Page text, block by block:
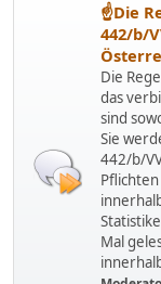
☝Die
442/b/
Die
das
sind
Sie
442/b/
Mal